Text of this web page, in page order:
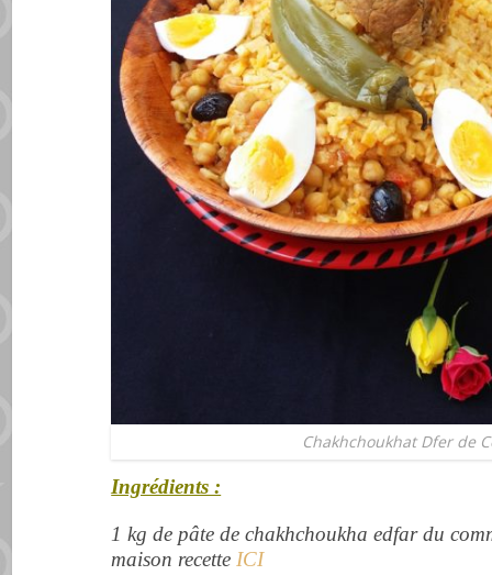
Chakhchoukhat Dfer de
Ingrédients :
1 kg de pâte de chakhchoukha edfar du
maison recette ICI